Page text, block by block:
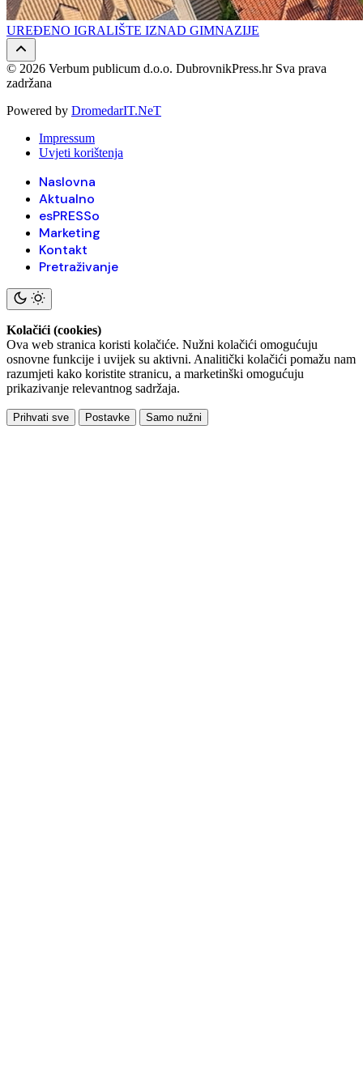
UREĐENO IGRALIŠTE IZNAD GIMNAZIJE
© 2026 Verbum publicum d.o.o. DubrovnikPress.hr Sva prava
zadržana
Powered by DromedarIT.NeT
Impressum
Uvjeti korištenja
Naslovna
Aktualno
esPRESSo
Marketing
Kontakt
Pretraživanje
Kolačići (cookies)
Ova web stranica koristi kolačiće. Nužni kolačići omogućuju
osnovne funkcije i uvijek su aktivni. Analitički kolačići pomažu nam
razumjeti kako koristite stranicu, a marketinški omogućuju
prikazivanje relevantnog sadržaja.
Prihvati sve Postavke Samo nužni